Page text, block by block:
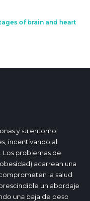
of brain and heart
y su entorno,
incentivando al
Los problemas de
acarrean una
la salud
un abordaje
una baja de peso